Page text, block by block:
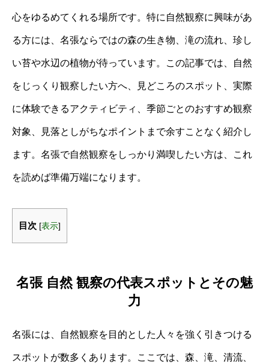
心をゆるめてくれる場所です。特に⾃然観察に興味があ
る方には、名張ならではの森の生き物、滝の流れ、珍し
い苔や水辺の植物が待っています。この記事では、⾃然
をじっくり観察したい方へ、見どころのスポット、実際
に体験できるアクティビティ、季節ごとのおすすめ観察
対象、⾒落としがちなポイントまで余すことなく紹介し
ます。名張で自然観察をしっかり満喫したい方は、これ
を読めば準備万端になります。
目次 [表示]
名張 自然 観察の代表スポットとその魅
力
名張には、⾃然観察を目的とした人々を強く引きつける
スポットが数多くあります。ここでは、森、滝、清流、